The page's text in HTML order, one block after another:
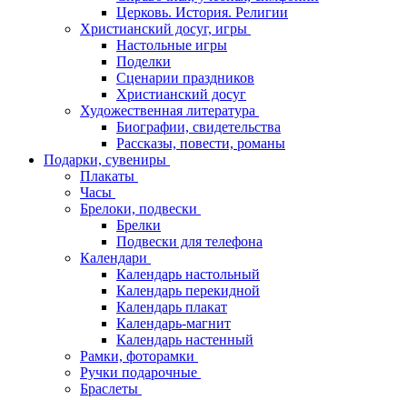
Церковь. История. Религии
Христианский досуг, игры
Настольные игры
Поделки
Сценарии праздников
Христианский досуг
Художественная литература
Биографии, свидетельства
Рассказы, повести, романы
Подарки, сувениры
Плакаты
Часы
Брелоки, подвески
Брелки
Подвески для телефона
Календари
Календарь настольный
Календарь перекидной
Календарь плакат
Календарь-магнит
Календарь настенный
Рамки, фоторамки
Ручки подарочные
Браслеты